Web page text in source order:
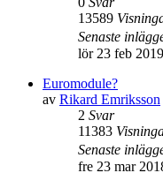
13589
Senaste
lör 23 feb
Euromodule?
av Rikard Emriksson
2 Svar
11383
Senaste
fre 23 mar